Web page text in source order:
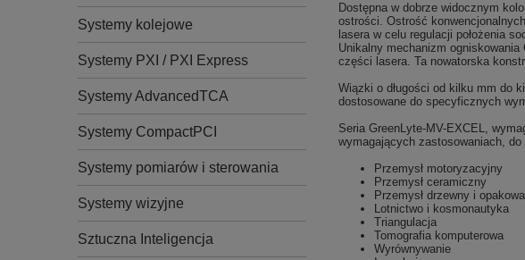
Systemy kolejowe
Systemy PXI / PXI Express
Systemy AdvancedTCA
Systemy CompactPCI
Systemy pomiarów i sterowania
Systemy wizyjne
Sztuczna Inteligencja
Dostępna w dobrze widocznym
ostrości. Ostrość
lasera w celu regulacji położenia
Unikalny mechanizm
części lasera. Ta nowatorska
Wiązki o długości od kilku mm do
dostosowane do specyficznych
Seria GreenLyte-MV-EXCEL,
wymagających zastosowaniach,
Przemysł motoryzacyjny
Przemysł ceramiczny
Przemysł drzewny i
Lotnictwo i kosmonautyka
Triangulacja
Tomografia komputerowa
Wyrównywanie